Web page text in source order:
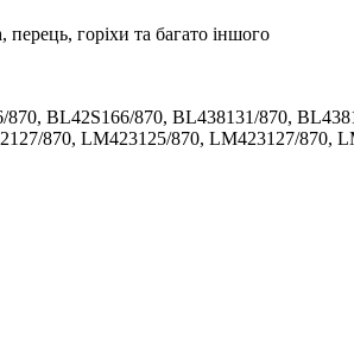
горіхи та багато іншого
BL42S166/870, BL438131/870,
870, LM423125/870, LM423127/870,